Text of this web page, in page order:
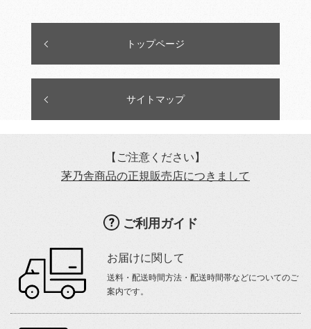
トップページ
サイトマップ
【ご注意ください】
茅乃舎商品の正規販売店につきまして
ご利用ガイド
お届けに関して
送料・配送時間方法・配送時間帯などについてのご
案内です。